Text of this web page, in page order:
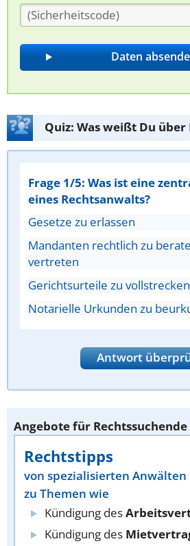
Quiz: Was weißt Du
Frage 1/5: Was ist eine
eines Rechtsanwalts?
Gesetze zu erlassen
Mandanten rechtlich zu
vertreten
Gerichtsurteile zu vollstrecken
Notarielle Urkunden zu
Antwort
Angebote für Rechtssuchende
Rechtstipps
von spezialisierten Anwälten
zu Themen wie
Kündigung des
Kündigung des